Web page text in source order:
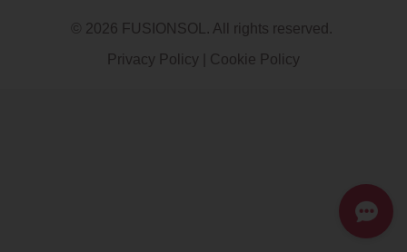
© 2026 FUSIONSOL. All rights reserved.
Privacy Policy
Cookie Policy